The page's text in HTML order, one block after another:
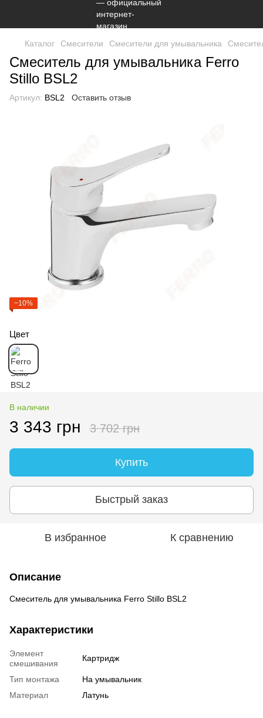
Каталог Смесители Смесители для умывальника
Смеситель для умывальника Ferro
Stillo BSL2
Артикул: BSL2 Оставить отзыв
−10%
Цвет
В наличии
3 343 грн 3 702 грн
Купить
Быстрый заказ
В избранное К сравнению
Описание
Смеситель для умывальника Ferro Stillo BSL2
Характеристики
Элемент
смешивания
Картридж
Тип монтажа
На умывальник
Материал
Латунь